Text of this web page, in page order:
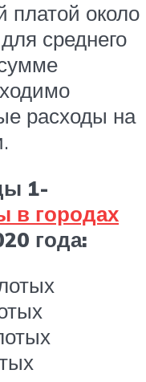
платой около
среднего
расходы на
1-
в городах
года: